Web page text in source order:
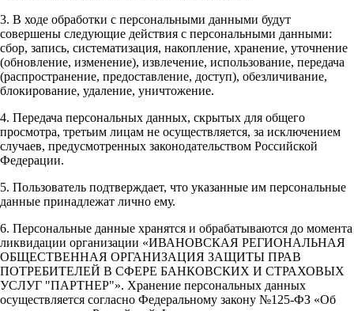
3. В ходе обработки с персональными данными будут
совершены следующие действия с персональными данными:
сбор, запись, систематизация, накопление, хранение, уточнение
(обновление, изменение), извлечение, использование, передача
(распространение, предоставление, доступ), обезличивание,
блокирование, удаление, уничтожение.
4. Передача персональных данных, скрытых для общего
просмотра, третьим лицам не осуществляется, за исключением
случаев, предусмотренных законодательством Российской
Федерации.
5. Пользователь подтверждает, что указанные им персональные
данные принадлежат лично ему.
6. Персональные данные хранятся и обрабатываются до момента
ликвидации организации «ИВАНОВСКАЯ РЕГИОНАЛЬНАЯ
ОБЩЕСТВЕННАЯ ОРГАНИЗАЦИЯ ЗАЩИТЫ ПРАВ
ПОТРЕБИТЕЛЕЙ В СФЕРЕ БАНКОВСКИХ И СТРАХОВЫХ
УСЛУГ "ПАРТНЕР"». Хранение персональных данных
осуществляется согласно Федеральному закону №125-ФЗ «Об